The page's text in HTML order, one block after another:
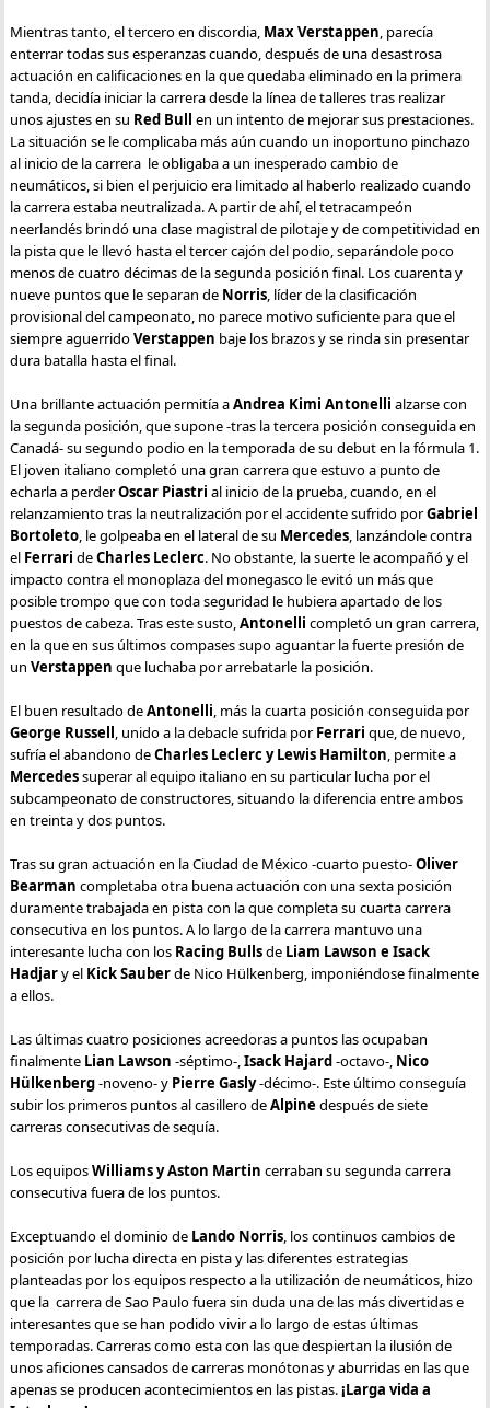
Mientras tanto, el tercero en discordia, Max Verstappen, parecía
enterrar todas sus esperanzas cuando, después de una desastrosa
actuación en calificaciones en la que quedaba eliminado en la primera
tanda, decidía iniciar la carrera desde la línea de talleres tras realizar
unos ajustes en su Red Bull
en un intento de mejorar sus prestaciones.
La situación se le complicaba más aún cuando un inoportuno pinchazo
al inicio de la carrera le obligaba a un inesperado cambio de
neumáticos, si bien el perjuicio era limitado al haberlo realizado cuando
la carrera estaba neutralizada. A partir de ahí, el tetracampeón
neerlandés brindó una clase magistral de pilotaje y de competitividad en
la pista que le llevó hasta el tercer cajón del podio, separándole poco
menos de cuatro décimas de la segunda posición final. Los cuarenta y
nueve puntos que le separan de Norris, líder de la clasificación
provisional del campeonato, no parece motivo suficiente para que el
siempre aguerridoVerstappen baje los brazos y se rinda sin presentar
dura batalla hasta el final.
Una brillante actuación permitía aAndrea Kimi Antonelli alzarse con
la segunda posición, que supone -tras la tercera posición conseguida en
Canadá- su segundo podio en la temporada de su debut en la fórmula 1.
El joven italiano completó una gran carrera que estuvo a punto de
echarla a perderOscar Piastri al inicio de la prueba, cuando, en el
relanzamiento tras la neutralización por el accidente sufrido porGabriel
Bortoleto, le golpeaba en el lateral de su Mercedes, lanzándole contra
el Ferrari deCharles Leclerc. No obstante, la suerte le acompañó y el
impacto contra el monoplaza del monegasco le evitó un más que
posible trompo que con toda seguridad le hubiera apartado de los
puestos de cabeza. Tras este susto,Antonelli completó un gran carrera,
en la que en sus últimos compases supo aguantar la fuerte presión de
un Verstappen que luchaba por arrebatarle la posición.
El buen resultado deAntonelli, más la cuarta posición conseguida por
George Russell , unido a la debacle sufrida porFerrari que, de nuevo,
sufría el abandono deCharles Leclerc y Lewis Hamilton, permite a
Mercedessuperar al equipo italiano en su particular lucha por el
subcampeonato de constructores, situando la diferencia entre ambos
en treinta y dos puntos.
Tras su gran actuación en la Ciudad de México -cuarto puesto-Oliver
Bearman completaba otra buena actuación con una sexta posición
duramente trabajada en pista con la que completa su cuarta carrera
consecutiva en los puntos. A lo largo de la carrera mantuvo una
interesante lucha con los Racing Bullsde Liam Lawson e Isack
Hadjary el Kick Sauberde Nico Hülkenberg, imponiéndose finalmente
a ellos.
Las últimas cuatro posiciones acreedoras a puntos las ocupaban
finalmente Lian Lawson -séptimo-,Isack Hajard -octavo-, Nico
Hülkenberg-noveno- y Pierre Gasly-décimo-. Este último conseguía
subir los primeros puntos al casillero deAlpinedespués de siete
carreras consecutivas de sequía.
Los equiposWilliams y Aston Martin cerraban su segunda carrera
consecutiva fuera de los puntos.
Exceptuando el dominio de Lando Norris, los continuos cambios de
posición por lucha directa en pista y las diferentes estrategias
planteadas por los equipos respecto a la utilización de neumáticos, hizo
que la carrera de Sao Paulo fuera sin duda una de las más divertidas e
interesantes que se han podido vivir a lo largo de estas últimas
temporadas. Carreras como esta con las que despiertan la ilusión de
unos aficiones cansados de carreras monótonas y aburridas en las que
apenas se producen acontecimientos en las pistas.¡Larga vida a